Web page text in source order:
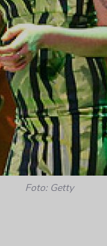
Foto: Getty